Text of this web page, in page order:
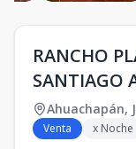
RANCHO
SANTIAGO
Ahuachapán,
Venta x Noche